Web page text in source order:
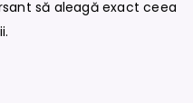
să aleagă exact ceea